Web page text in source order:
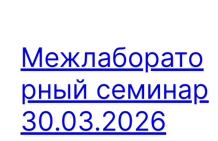
Межлаборато
рный семинар
30.03.2026